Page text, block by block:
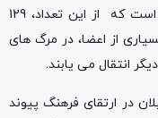
مورد پیوند کلیه موفقیت آمیز انجام شده است که از این تعداد، 129
از اعضا، در مرگ های
انتقال می یابند.
در ارتقای فرهنگ پیوند